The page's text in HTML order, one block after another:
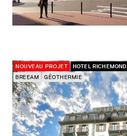
NOUVEAU PROJET HOTEL RICHEMOND
BREEAM
GÉOTHERMIE